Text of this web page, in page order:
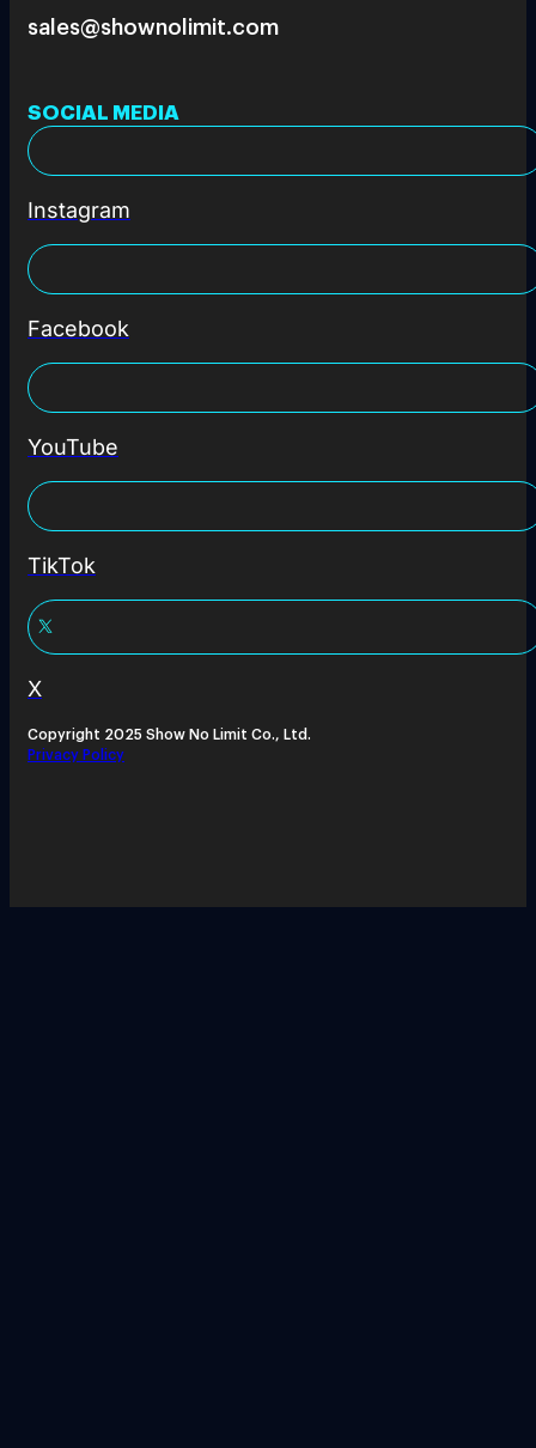
sales@shownolimit.com
SOCIAL MEDIA
Instagram
Facebook
YouTube
TikTok
X
Copyright 2025 Show No Limit Co., Ltd.
Privacy Policy